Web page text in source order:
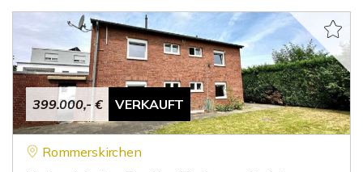
399.000,- € VERKAUFT
Rommerskirchen